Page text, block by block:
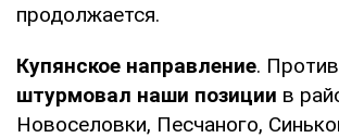
продолжается.
Купянское направление.
штурмовал наши позиции в
Новоселовки, Песчаного,